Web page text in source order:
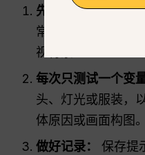
先使用中性措辞：
常着装、非露骨的
视背景。.
每次只测试一个变量
头、灯光或服装，
体原因或画面构图
做好记录：
保存提